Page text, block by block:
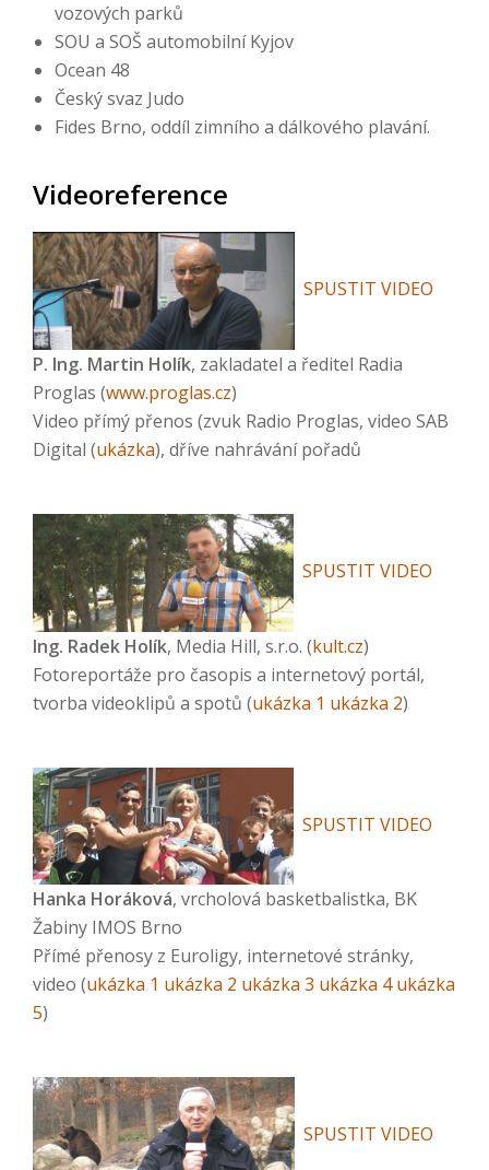
vozových parků
SOU a SOŠ automobilní Kyjov
Ocean 48
Český svaz Judo
Fides Brno, oddíl zimního a dálkového plavání.
Videoreference
SPUSTIT VIDEO
P. Ing. Martin Holík, zakladatel a ředitel Radia
Proglas (www.proglas.cz)
Video přímý přenos (zvuk Radio Proglas, video SAB
Digital (ukázka), dříve nahrávání pořadů
SPUSTIT VIDEO
Ing. Radek Holík, Media Hill, s.r.o. (kult.cz)
Fotoreportáže pro časopis a internetový portál,
tvorba videoklipů a spotů (ukázka 1 ukázka 2)
SPUSTIT VIDEO
Hanka Horáková, vrcholová basketbalistka, BK
Žabiny IMOS Brno
Přímé přenosy z Euroligy, internetové stránky,
video (ukázka 1 ukázka 2 ukázka 3 ukázka 4 ukázka
5)
SPUSTIT VIDEO